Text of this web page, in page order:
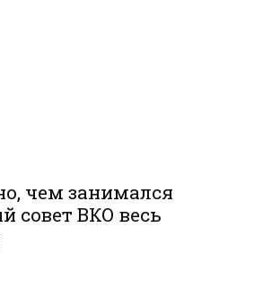
чем занимался
совет ВКО весь